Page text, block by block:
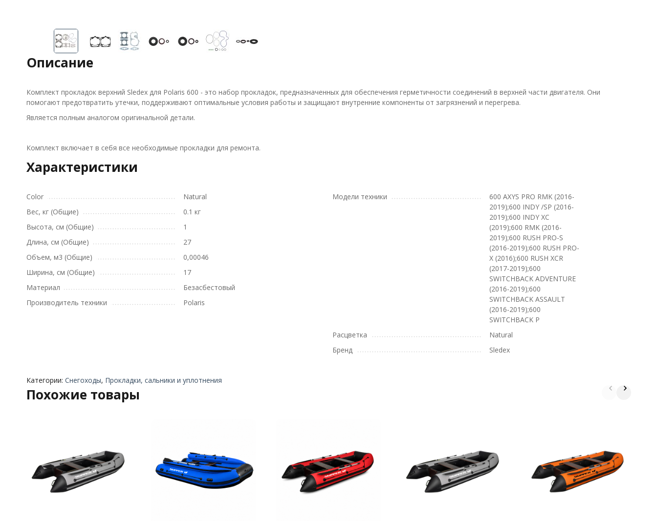
Описание
Комплект прокладок верхний Sledex для Polaris 600 - это набор прокладок, предназначенных для обеспечения герметичности соединений в верхней части двигателя. Они
помогают предотвратить утечки, поддерживают оптимальные условия работы и защищают внутренние компоненты от загрязнений и перегрева.
Является полным аналогом оригинальной детали.
Комплект включает в себя все необходимые прокладки для ремонта.
Характеристики
Color
Natural
Вес, кг (Общие)
0.1 кг
Высота, см (Общие)
1
Длина, см (Общие)
27
Объем, м3 (Общие)
0,00046
Ширина, см (Общие)
17
Материал
Безасбестовый
Производитель техники
Polaris
Модели техники
600 AXYS PRO RMK (2016-
2019);600 INDY /SP (2016-
2019);600 INDY XC
(2019);600 RMK (2016-
2019);600 RUSH PRO-S
(2016-2019);600 RUSH PRO-
X (2016);600 RUSH XCR
(2017-2019);600
SWITCHBACK ADVENTURE
(2016-2019);600
SWITCHBACK ASSAULT
(2016-2019);600
SWITCHBACK P
Расцветка
Natural
Бренд
Sledex
Категории: Снегоходы, Прокладки, сальники и уплотнения
Похожие товары